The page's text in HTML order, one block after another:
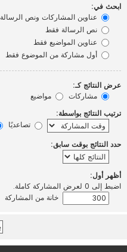
ابحث في:
عناوين المشاركات ونص الرسالة
نص الرسالة فقط
عناوين المواضيع فقط
أول مشاركة من الموضوع فقط
عرض النتائج كـ:
مشاركات
مواضيع
ترتيب النتائج بواسطة:
تصاعديًا
حدد النتائج بوقت سابق:
أظهر أول:
اضبط إلى 0 لعرض المشاركة كاملة.
خانة من المشاركة